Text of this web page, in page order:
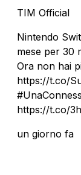
TIM Official
Nintendo
mese per 30
Ora non hai
https://t.co/
https://t.co/
un giorno fa